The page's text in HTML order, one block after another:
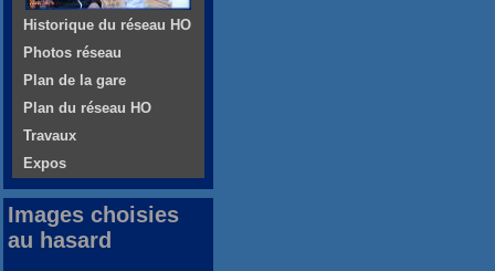
Historique du réseau HO
Photos réseau
Plan de la gare
Plan du réseau HO
Travaux
Expos
Images choisies
au hasard